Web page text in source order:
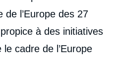
l’Europe des 27
à des initiatives
cadre de l’Europe